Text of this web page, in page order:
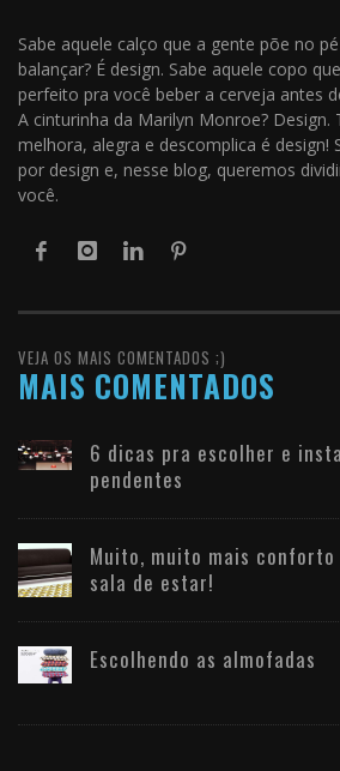
Sabe aquele calço que a gente põe no
balançar? É design. Sabe aquele copo
perfeito pra você beber a cerveja antes
A cinturinha da Marilyn Monroe? Design.
melhora, alegra e descomplica é design!
por design e, nesse blog, queremos
você.
VEJA OS MAIS COMENTADOS ;)
MAIS COMENTADOS
6 dicas pra escolher e
pendentes
Muito, muito mais conforto
sala de estar!
Escolhendo as almofadas